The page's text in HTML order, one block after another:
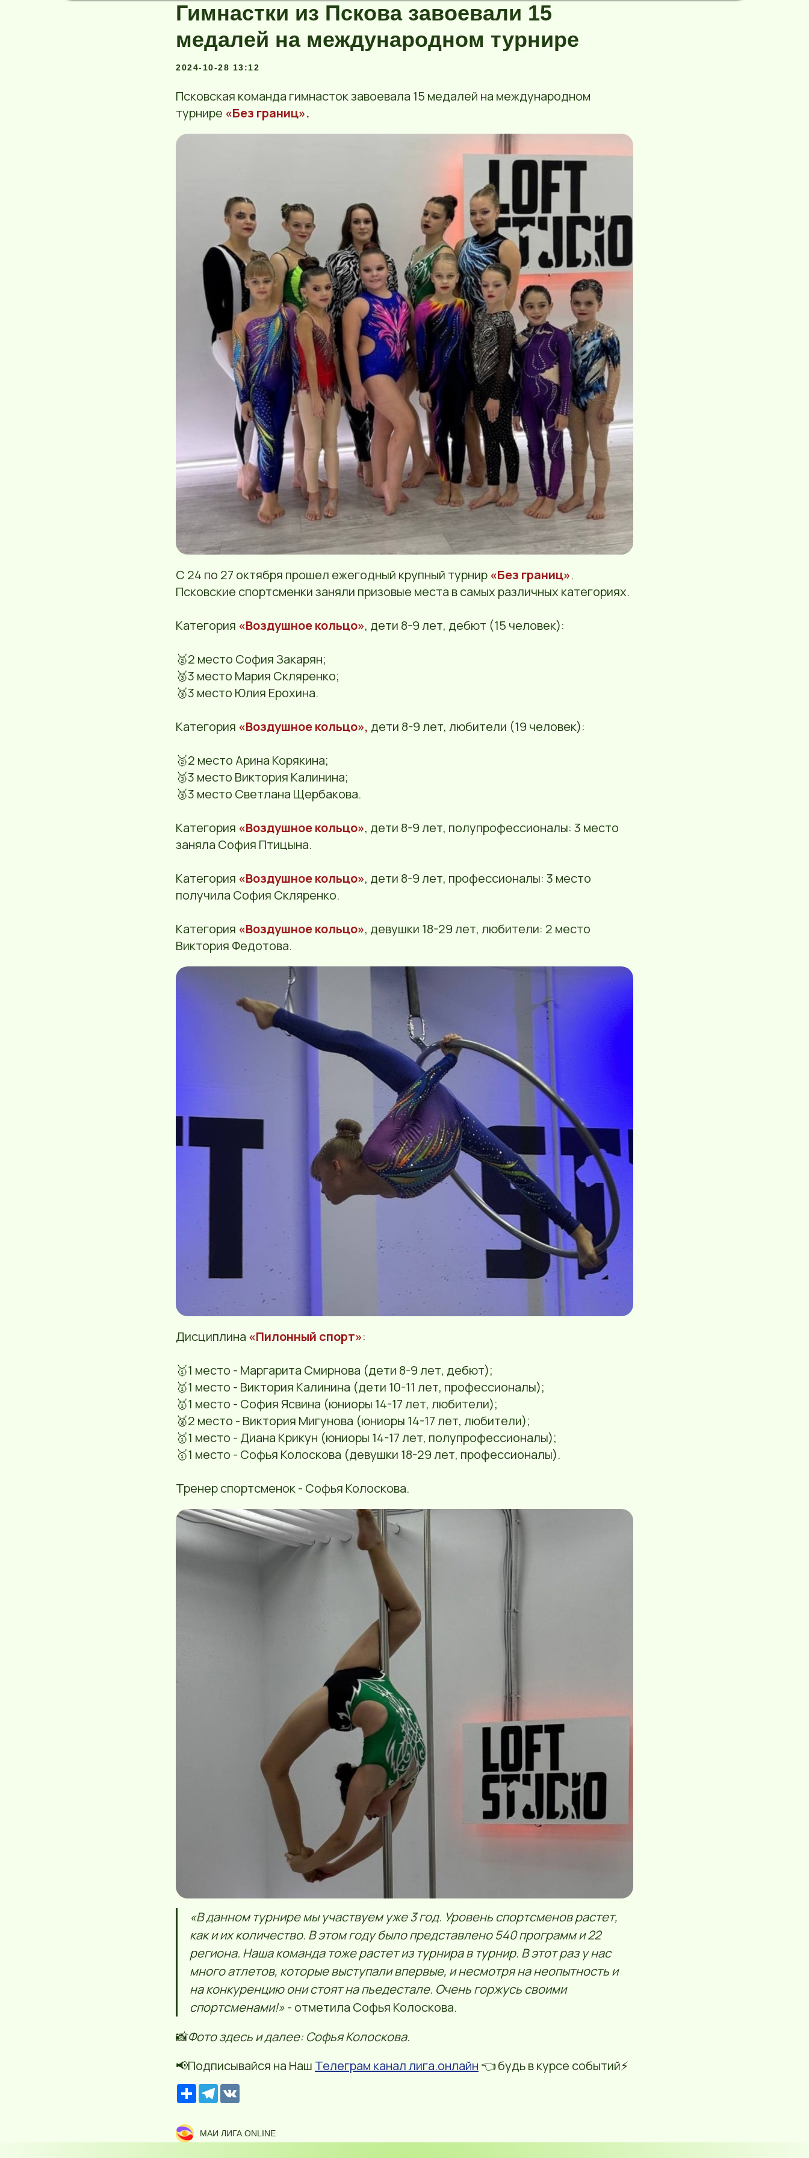
Гимнастки из Пскова завоевали 15
медалей на международном турнире
2024-10-28 13:12
Псковская команда гимнасток завоевала 15 медалей на международном
турнире «Без границ».
С 24 по 27 октября прошел ежегодный крупный турнир«Без границ».
Псковские спортсменки заняли призовые места в самых различных категориях.
Категория «Воздушное кольцо», дети 8-9 лет, дебют (15 человек):
🥈2 место София Закарян;
🥉3 место Мария Скляренко;
🥉3 место Юлия Ерохина.
Категория «Воздушное кольцо», дети 8-9 лет, любители (19 человек):
🥈2 место Арина Корякина;
🥉3 место Виктория Калинина;
🥉3 место Светлана Щербакова.
Категория «Воздушное кольцо», дети 8-9 лет, полупрофессионалы: 3 место
заняла София Птицына.
Категория «Воздушное кольцо», дети 8-9 лет, профессионалы: 3 место
получила София Скляренко.
Категория «Воздушное кольцо», девушки 18-29 лет, любители: 2 место
Виктория Федотова.
Дисциплина «Пилонный спорт»:
🥇1 место - Маргарита Смирнова (дети 8-9 лет, дебют);
🥇1 место - Виктория Калинина (дети 10-11 лет, профессионалы);
🥇1 место - София Ясвина (юниоры 14-17 лет, любители);
🥈2 место - Виктория Мигунова (юниоры 14-17 лет, любители);
🥇1 место - Диана Крикун (юниоры 14-17 лет, полупрофессионалы);
🥇1 место - Софья Колоскова (девушки 18-29 лет, профессионалы).
Тренер спортсменок - Софья Колоскова.
«В данном турнире мы участвуем уже 3 год. Уровень спортсменов растет,
как и их количество. В этом году было представлено 540 программ и 22
региона. Наша команда тоже растет из турнира в турнир. В этот раз у нас
много атлетов, которые выступали впервые, и несмотря на неопытность и
на конкуренцию они стоят на пьедестале. Очень горжусь своими
спортсменами!»- отметила Софья Колоскова.
📸Фото здесь и далее: Софья Колоскова.
📢Подписывайся на Наш Телеграм канал лига.онлайн 👈 будь в курсе событий⚡️
Р
е
с
р
с
T
e
l
g
r
a
МАИ ЛИГА.ONLINE